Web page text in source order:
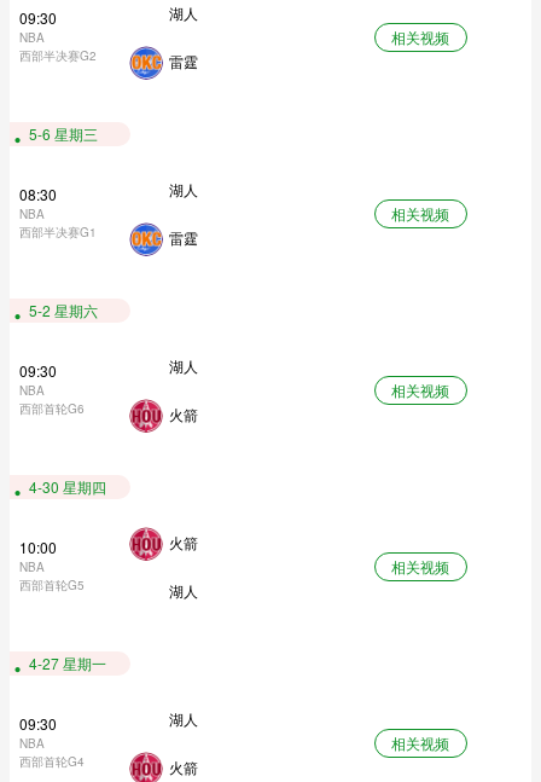
09:30
NBA
西部半决赛G2
湖人
雷霆
相关视频
5-6 星期三
08:30
NBA
西部半决赛G1
湖人
雷霆
相关视频
5-2 星期六
09:30
NBA
西部首轮G6
湖人
火箭
相关视频
4-30 星期四
10:00
NBA
西部首轮G5
火箭
湖人
相关视频
4-27 星期一
09:30
NBA
西部首轮G4
湖人
火箭
相关视频